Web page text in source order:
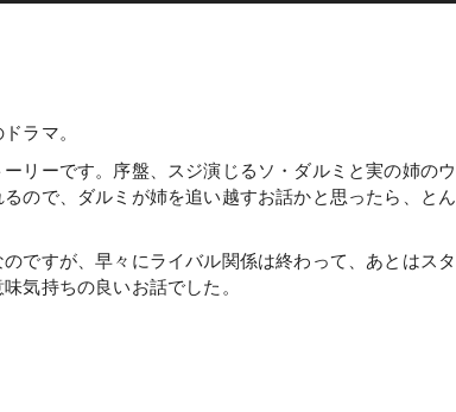
ラマ。
リーです。序盤、スジ演じるソ・ダルミと実の姉のウ
ので、ダルミが姉を追い越すお話かと思ったら、とん
ですが、早々にライバル関係は終わって、あとはスタ
気持ちの良いお話でした。